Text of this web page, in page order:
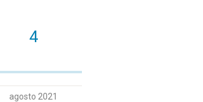
4
agosto 2021